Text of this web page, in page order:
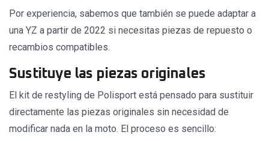
Por experiencia, sabemos que también se puede adaptar a
una YZ a partir de 2022 si necesitas piezas de repuesto o
recambios compatibles.
Sustituye las piezas originales
El kit de restyling de Polisport está pensado para sustituir
directamente las piezas originales sin necesidad de
modificar nada en la moto. El proceso es sencillo: